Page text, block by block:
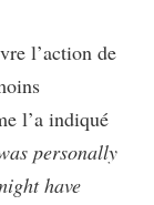
l’action de
l’a indiqué
personally
have